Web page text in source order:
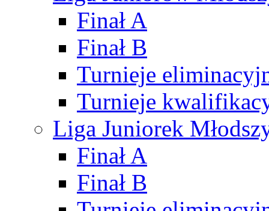
Finał A
Finał B
Turnieje
Turnieje
Liga Juniorek
Finał A
Finał B